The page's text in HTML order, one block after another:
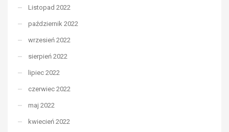
Listopad 2022
październik 2022
wrzesień 2022
sierpień 2022
lipiec 2022
czerwiec 2022
maj 2022
kwiecień 2022